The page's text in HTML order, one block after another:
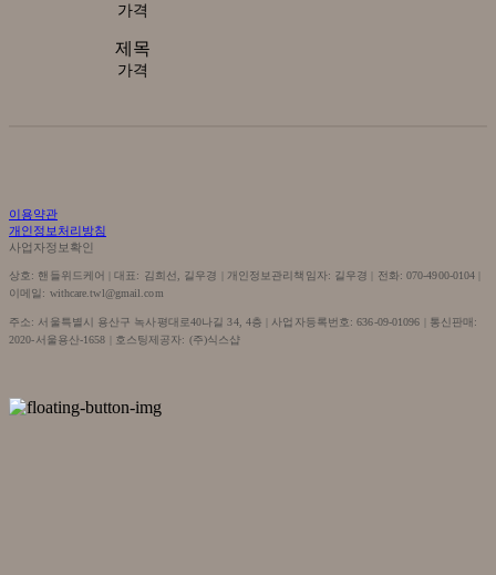
가격
제목
가격
이용약관
개인정보처리방침
사업자정보확인
상호: 핸들위드케어 | 대표: 김희선, 길우경 | 개인정보관리책임자: 길우경 | 전화: 070-4900-0104 |
이메일: withcare.twl@gmail.com
주소: 서울특별시 용산구 녹사평대로40나길 34, 4층 | 사업자등록번호:636-09-01096 | 통신판매:
2020-서울용산-1658 | 호스팅제공자: (주)식스샵